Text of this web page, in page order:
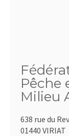
Pêche
Milieu
638 rue du
01440 VIRIAT